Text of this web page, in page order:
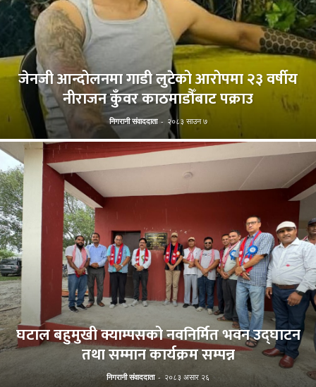
जेनजी आन्दोलनमा गाडी लुटेको आरोपमा २३ वर्षीय
नीराजन कुँवर काठमाडौँबाट पक्राउ
निगरानी संवाददाता - २०८३ साउन ७
घटाल बहुमुखी क्याम्पसको नवनिर्मित भवन उद्घाटन
तथा सम्मान कार्यक्रम सम्पन्न
निगरानी संवाददाता - २०८३ असार २६